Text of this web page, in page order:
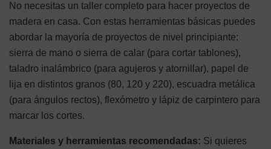
No necesitas un taller completo para hacer proyectos de
madera en casa. Con estas herramientas básicas puedes
abordar la mayoría de proyectos de nivel principiante:
sierra de mano o sierra de calar (para cortar tablones),
taladro inalámbrico (para agujeros y atornillar), papel de
lija en distintos granos (80, 120 y 220), escuadra metálica
(para ángulos rectos), flexómetro y lápiz de carpintero para
marcar los cortes.
Materiales y herramientas recomendadas: Si quieres